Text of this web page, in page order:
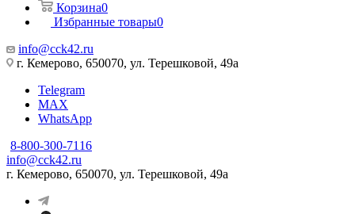
Корзина0
Избранные товары0
info@cck42.ru
г. Кемерово, 650070, ул. Терешковой, 49а
Telegram
MAX
WhatsApp
8-800-300-7116
info@cck42.ru
г. Кемерово, 650070, ул. Терешковой, 49а